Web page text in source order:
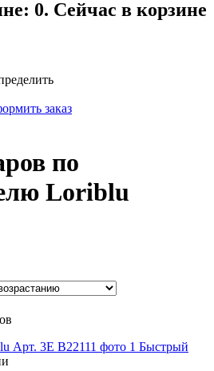
0. Сейчас в корзине
заказ
по
Loriblu
Быстрый